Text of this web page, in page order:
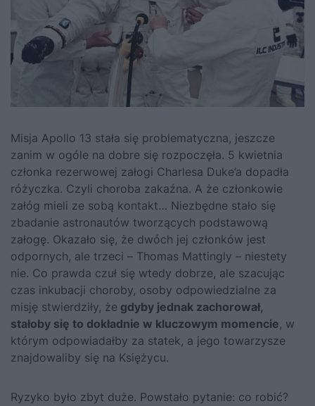
Misja Apollo 13 stała się problematyczna, jeszcze
zanim w ogóle na dobre się rozpoczęła. 5 kwietnia
członka rezerwowej załogi Charlesa Duke’a dopadła
różyczka. Czyli choroba zakaźna. A że członkowie
załóg mieli ze sobą kontakt… Niezbędne stało się
zbadanie astronautów tworzących podstawową
załogę. Okazało się, że dwóch jej członków jest
odpornych, ale trzeci – Thomas Mattingly – niestety
nie. Co prawda czuł się wtedy dobrze, ale szacując
czas inkubacji choroby, osoby odpowiedzialne za
misję stwierdziły, że gdyby jednak zachorował,
stałoby się to dokładnie w kluczowym momencie, w
którym odpowiadałby za statek, a jego towarzysze
znajdowaliby się na Księżycu.
Ryzyko było zbyt duże. Powstało pytanie: co robić?